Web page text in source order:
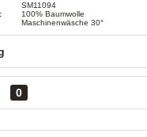
SM11094
100% Baumwolle
Maschinenwäsche 30°
0